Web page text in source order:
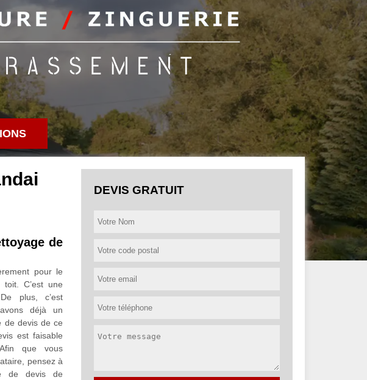
de
pour le
C’est une
plus, c’est
déjà un
de devis de ce
est faisable
que vous
pensez à
de devis de
DEVIS GRATUIT